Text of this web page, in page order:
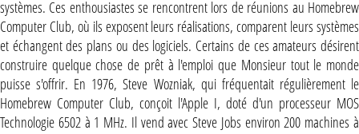
systèmes. Ces enthousiastes se rencontrent lors de réunions au Homebrew
Computer Club, où ils exposent leurs réalisations, comparent leurs systèmes
et échangent des plans ou des logiciels. Certains de ces amateurs désirent
construire quelque chose de prêt à l'emploi que Monsieur tout le monde
puisse s'offrir. En 1976, Steve Wozniak, qui fréquentait régulièrement le
Homebrew Computer Club, conçoit l'Apple I, doté d'un processeur MOS
Technologie 6502 à 1 MHz. Il vend avec Steve Jobs environ 200 machines à